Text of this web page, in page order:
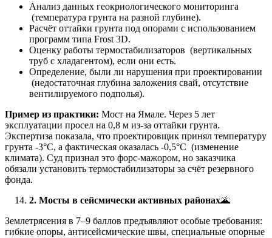
Анализ данных геокриологического мониторинга
(температура грунта на разной глубине).
Расчёт оттайки грунта под опорами с использованием
программ типа Frost 3D.
Оценку работы термостабилизаторов (вертикальных
труб с хладагентом), если они есть.
Определение, были ли нарушения при проектировании
(недостаточная глубина заложения свай, отсутствие
вентилируемого подполья).
Пример из практики: Мост на Ямале. Через 5 лет
эксплуатации просел на 0,8 м из-за оттайки грунта.
Экспертиза показала, что проектировщик принял температуру
грунта -3°C, а фактическая оказалась -0,5°C (изменение
климата). Суд признал это форс-мажором, но заказчика
обязали установить термостабилизаторы за счёт резервного
фонда.
2. Мосты в сейсмически активных районах🌋
Землетрясения в 7–9 баллов предъявляют особые требования:
гибкие опоры, антисейсмические швы, специальные опорные